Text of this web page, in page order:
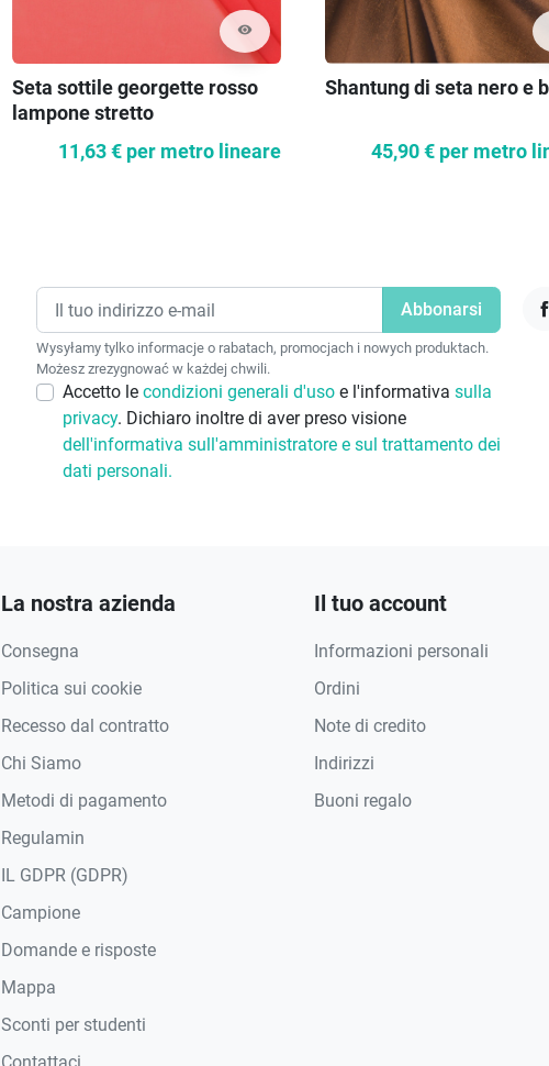
visibility
Seta sottile georgette rosso
lampone stretto
11,63 € per metro lineare
Shantung di seta nero e
45,90 € per metro
Wysyłamy tylko informacje o rabatach, promocjach i nowych produktach.
Możesz zrezygnować w każdej chwili.
Accetto le condizioni generali d'uso e l'informativa sulla
privacy. Dichiaro inoltre di aver preso visione
dell'informativa sull'amministratore e sul trattamento dei
dati personali.
La nostra azienda
Consegna
Politica sui cookie
Recesso dal contratto
Chi Siamo
Metodi di pagamento
Regulamin
IL GDPR (GDPR)
Campione
Domande e risposte
Mappa
Sconti per studenti
Il tuo account
Informazioni personali
Ordini
Note di credito
Indirizzi
Buoni regalo